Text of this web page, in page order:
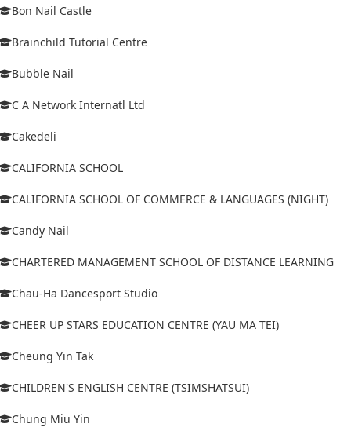
Bon Nail Castle
Brainchild Tutorial Centre
Bubble Nail
C A Network Internatl Ltd
Cakedeli
CALIFORNIA SCHOOL
CALIFORNIA SCHOOL OF COMMERCE & LANGUAGES (NIGHT)
Candy Nail
CHARTERED MANAGEMENT SCHOOL OF DISTANCE LEARNING
Chau-Ha Dancesport Studio
CHEER UP STARS EDUCATION CENTRE (YAU MA TEI)
Cheung Yin Tak
CHILDREN'S ENGLISH CENTRE (TSIMSHATSUI)
Chung Miu Yin